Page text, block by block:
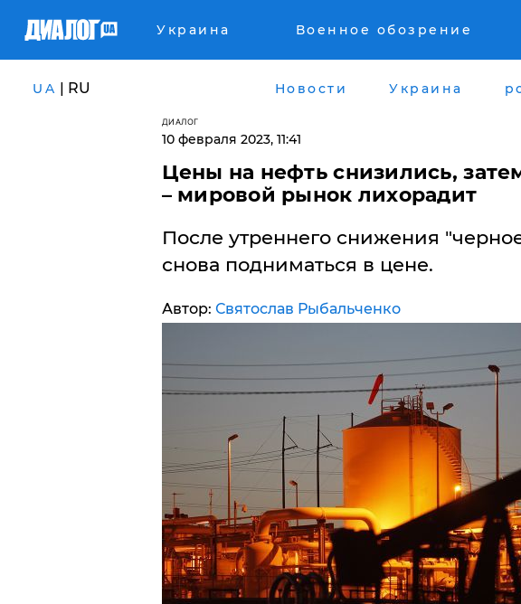
Украина Военное обозрение
UA | RU Новости Украина
ДИАЛОГ
10 февраля 2023, 11:41
Цены на нефть снизились,
– мировой рынок лихорадит
После утреннего снижения "черное
снова подниматься в цене.
Автор: Святослав Рыбальченко